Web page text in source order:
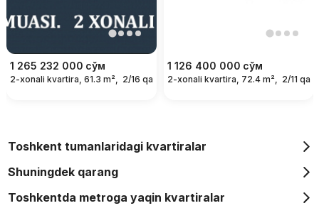
1 265 232 000 сўм
2-xonali kvartira, 61.3 m², 2/16 qavat
1 126 400 000 сўм
2-xonali kvartira, 72.4 m², 2/11
Toshkent tumanlaridagi kvartiralar
Shuningdek qarang
Toshkentda metroga yaqin kvartiralar